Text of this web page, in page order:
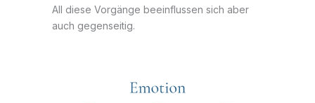
All diese Vorgänge beeinflussen sich aber
auch gegenseitig.